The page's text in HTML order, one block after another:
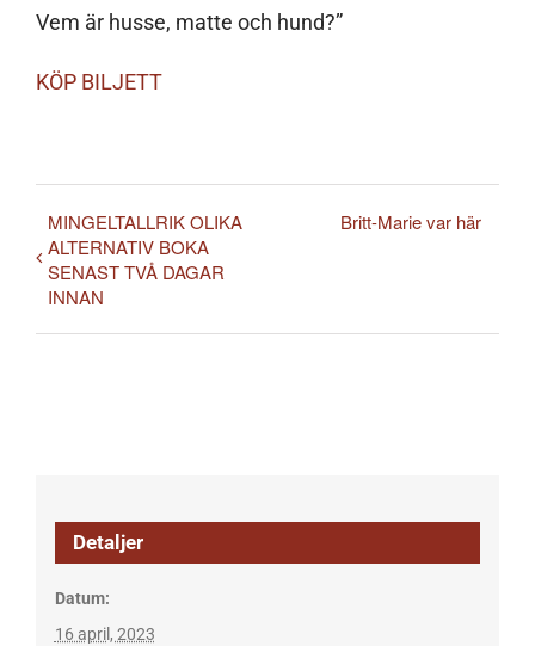
Vem är husse, matte och hund?”
KÖP BILJETT
MINGELTALLRIK OLIKA
ALTERNATIV BOKA
SENAST TVÅ DAGAR
INNAN
Britt-Marie var här
Detaljer
Datum:
16 april, 2023